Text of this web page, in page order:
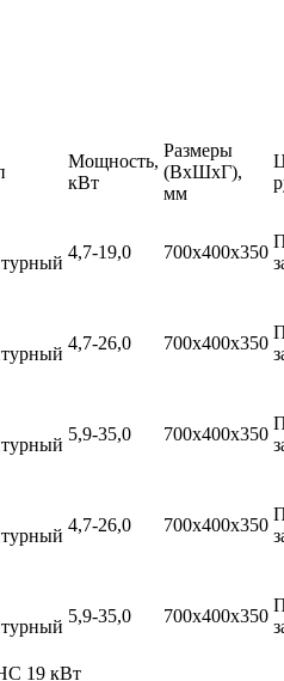
Мощность,
кВт
Размеры
(ВхШхГ),
мм
4,7-19,0 700х400х350
4,7-26,0 700х400х350
5,9-35,0 700х400х350
4,7-26,0 700х400х350
5,9-35,0 700х400х350
19 кВт